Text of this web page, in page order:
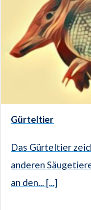
Gürteltier
Das Gürteltier
anderen
an den... [...]